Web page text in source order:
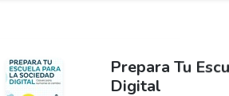
Prepara Tu
Digital